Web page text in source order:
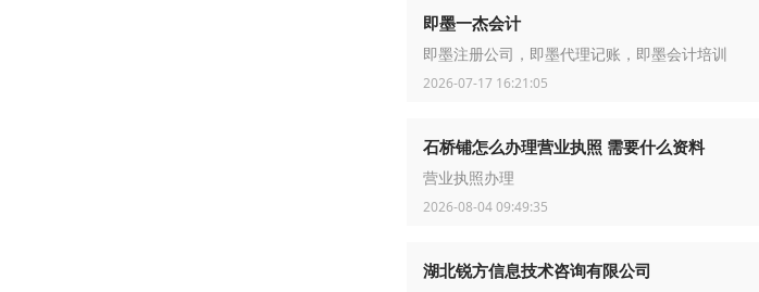
即墨一杰会计
即墨注册公司，即墨代理记账，即墨会计培训
2026-07-17 16:21:05
石桥铺怎么办理营业执照 需要什么资料
营业执照办理
2026-08-04 09:49:35
湖北锐方信息技术咨询有限公司